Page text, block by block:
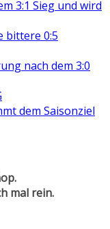
3:1 Sieg und wird
bittere 0:5
nach dem 3:0
dem Saisonziel
mal rein.